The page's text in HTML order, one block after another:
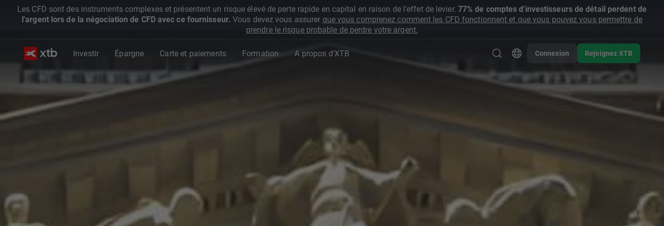
Les CFD sont des instruments complexes et présentent un risque élevé de perte rapide en capital en raison de l'effet de levier. 77% de comptes d'investisseurs de détail perdent de
l'argent lors de la négociation de CFD avec ce fournisseur. Vous devez vous assurer que vous comprenez comment les CFD fonctionnent et que vous pouvez vous permettre de
prendre le risque probable de perdre votre argent.
Investir Épargne Carte et paiements Formation A propos d'XTB Connexion Rejoignez XTB